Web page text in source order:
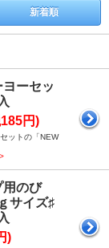
新着順
ーセッ
円)
ットの「NEW
用のび
サイズ♯
入
)